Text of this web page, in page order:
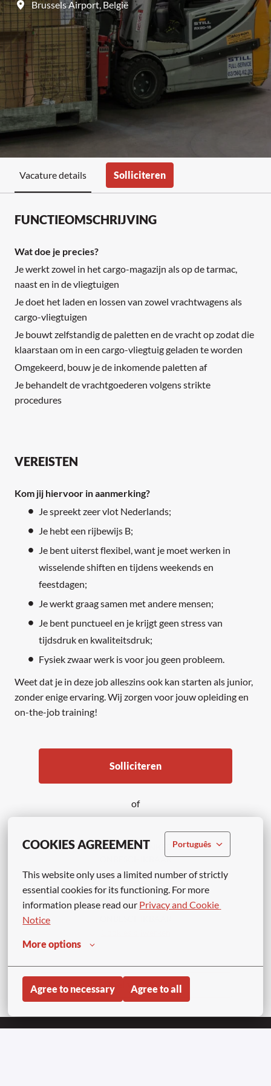
COOKIES AGREEMENT Português
This website only uses a limited number of strictly
essential cookies for its functioning. For more
information please read our Privacy and Cookie
Notice
More options
Agree to necessary Agree to all
Brussels Airport, België
Vacature details Solliciteren
FUNCTIEOMSCHRIJVING
Wat doe je precies?
Je werkt zowel in het cargo-magazijn als op de tarmac,
naast en in de vliegtuigen
Je doet het laden en lossen van zowel vrachtwagens als
cargo-vliegtuigen
Je bouwt zelfstandig de paletten en de vracht op zodat die
klaarstaan om in een cargo-vliegtuig geladen te worden
Omgekeerd, bouw je de inkomende paletten af
Je behandelt de vrachtgoederen volgens strikte
procedures
VEREISTEN
Kom jij hiervoor in aanmerking?
Je spreekt zeer vlot Nederlands;
Je hebt een rijbewijs B;
Je bent uiterst flexibel, want je moet werken in
wisselende shiften en tijdens weekends en
feestdagen;
Je werkt graag samen met andere mensen;
Je bent punctueel en je krijgt geen stress van
tijdsdruk en kwaliteitsdruk;
Fysiek zwaar werk is voor jou geen probleem.
Weet dat je in deze job alleszins ook kan starten als junior,
zonder enige ervaring. Wij zorgen voor jouw opleiding en
on-the-job training!
Solliciteren
of
APPLY WITH LINKEDIN
ONBESCHIKBAAR
Cookies bijwerken
APPLY WITH INDEED
Deel vacature